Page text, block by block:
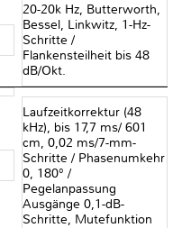
20-20k Hz, Butterworth,
Bessel, Linkwitz, 1-Hz-
Schritte /
Flankensteilheit bis 48
dB/Okt.
Laufzeitkorrektur (48
kHz), bis 17,7 ms/ 601
cm, 0,02 ms/7-mm-
Schritte / Phasenumkehr
0, 180° /
Pegelanpassung
Ausgänge 0,1-dB-
Schritte, Mutefunktion